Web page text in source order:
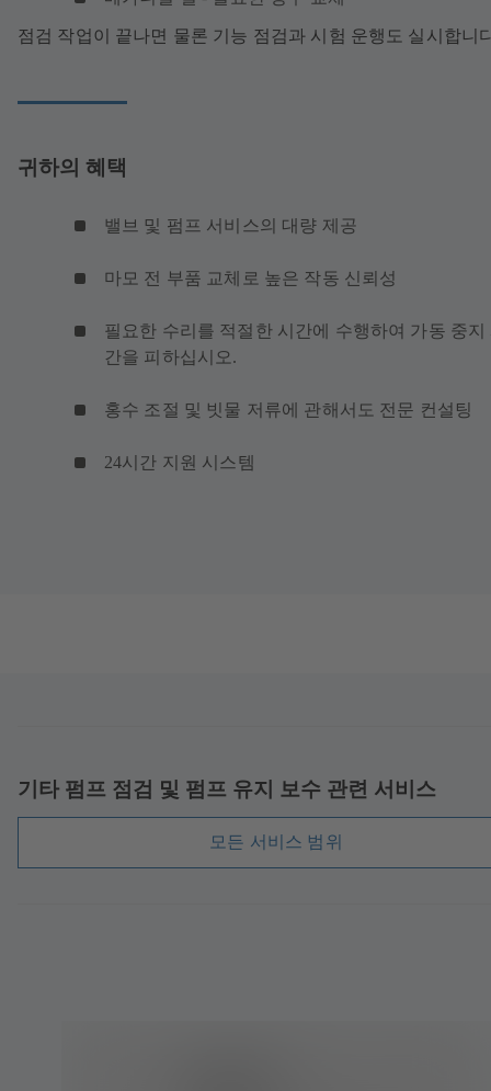
점검 작업이 끝나면 물론 기능 점검과 시험 운행도 실시합니
귀하의 혜택
밸브 및 펌프 서비스의 대량 제공
마모 전 부품 교체로 높은 작동 신뢰성
필요한 수리를 적절한 시간에 수행하여 가동 중지
간을 피하십시오.
홍수 조절 및 빗물 저류에 관해서도 전문 컨설팅
24시간 지원 시스템
기타 펌프 점검 및 펌프 유지 보수 관련 서비스
모든 서비스 범위